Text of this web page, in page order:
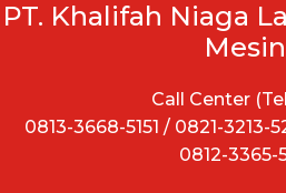
PT. Khalifah Niaga
Call Center
0813-3668-5151 / 0821-3213-
0812-3365-